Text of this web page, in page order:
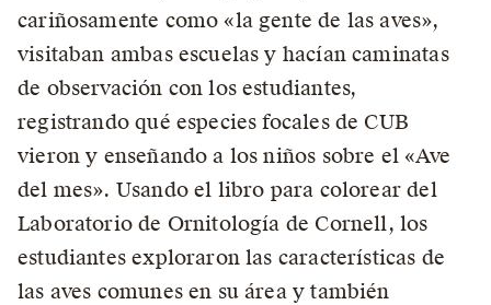
cariñosamente como «la gente de las aves»,
visitaban ambas escuelas y hacían caminatas
de observación con los estudiantes,
registrando qué especies focales de CUB
vieron y enseñando a los niños sobre el «Ave
del mes». Usando el libro para colorear del
Laboratorio de Ornitología de Cornell, los
estudiantes exploraron las características de
las aves comunes en su área y también